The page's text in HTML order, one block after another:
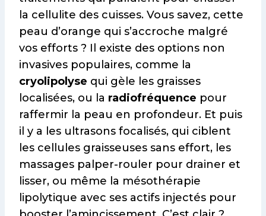
la cellulite des cuisses. Vous savez, cette
peau d’orange qui s’accroche malgré
vos efforts ? Il existe des options non
invasives populaires, comme la
cryolipolyse qui gèle les graisses
localisées, ou la radiofréquence pour
raffermir la peau en profondeur. Et puis
il y a les ultrasons focalisés, qui ciblent
les cellules graisseuses sans effort, les
massages palper-rouler pour drainer et
lisser, ou même la mésothérapie
lipolytique avec ses actifs injectés pour